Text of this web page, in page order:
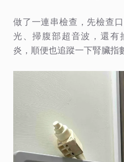
做了一連串檢查，先檢查
光、掃腹部超音波，還有
炎，順便也追蹤一下腎臟指